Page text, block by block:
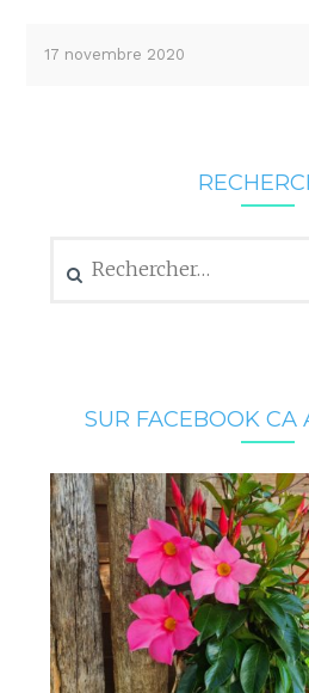
17 novembre 2020
SUR FACEBOOK CA